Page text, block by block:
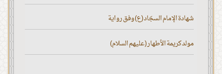
شهادة الإمام السجّاد (ع) وفق رواية
مولد كريمة الأطهار (عليهم السلام)